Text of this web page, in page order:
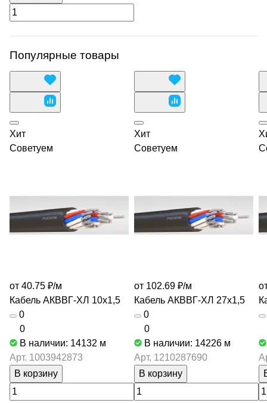
Популярные товары
Хит
Советуем
от 40.75 ₽/м
Кабель АКВВГ-ХЛ 10х1,5
0
0
В наличии: 14132 м
Арт. 1003942873
В корзину
Хит
Советуем
от 102.69 ₽/м
Кабель АКВВГ-ХЛ 27х1,5
0
0
В наличии: 14226 м
Арт. 1210287690
В корзину